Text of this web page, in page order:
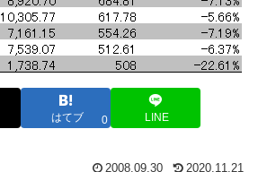
はてブ 0 LINE
2008.09.30 2020.11.21